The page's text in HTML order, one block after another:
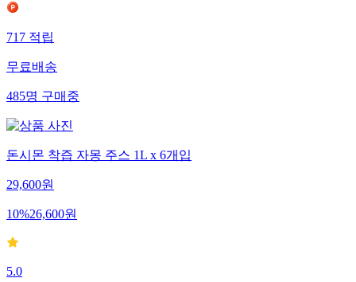
717적립
무료배송
485명구매중
돈시몬 착즙 자몽 주스 1L x 6개입
29,600원
10%26,600원
5.0